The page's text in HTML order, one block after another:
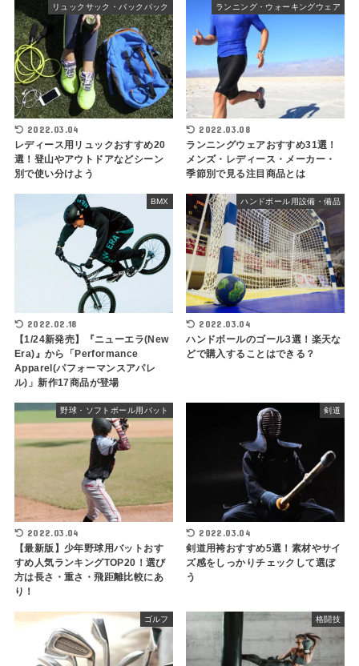
リュックサック・バックパック
2022.03.04
レディース用リュックおすすめ20
選！登山やアウトドアなどシーン
別で使い分けよう
ランニング・ウォーキングウェア
2022.03.08
ランニングウェアおすすめ31選！
メンズ・レディース・メーカー・
季節別で見る注目商品とは
BMX
2022.02.18
【1/24新発売】『ニューエラ(New
Era)』から「Performance
Apparel(パフォーマンスアパレ
ル)」新作17商品が登場
ハンドボール用設備・備品
2022.03.04
ハンドボールのゴール3選！楽天な
どで購入することはできる？
野球・ソフトボール用バット
2022.03.04
【最新版】少年野球用バットおす
すめ人気ランキングTOP20！選び
方は長さ・重さ・飛距離比較にあ
り！
剣道
2022.03.04
剣道用袴おすすめ5選！素材やサイ
ズ感をしっかりチェックして選ぼ
う
ゴルフ 格闘技